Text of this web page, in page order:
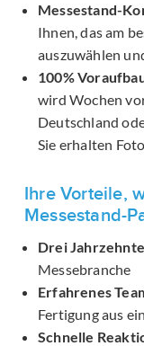
Messestand-
Ihnen, das am
auszuwählen
100%
wird Wochen
Deutschland
Sie erhalten
Ihre Vorteile,
Messestand-
Drei Jahrzehnte
Messebranche
Erfahrenes
Fertigung aus
Schnelle